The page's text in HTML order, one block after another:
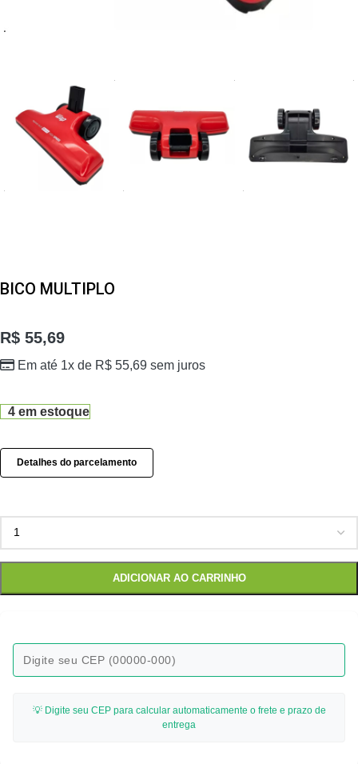
BICO MULTIPLO
R$ 55,69
Em até 1x de R$ 55,69 sem juros
4 em estoque
Detalhes do parcelamento
ADICIONAR AO CARRINHO
💡 Digite seu CEP para calcular automaticamente o frete e prazo de
entrega